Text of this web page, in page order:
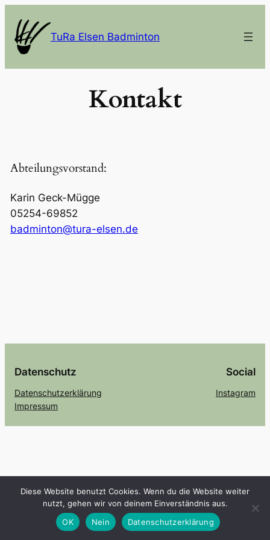
Inhalt
springen
TuRa Elsen Badminton
Kontakt
Abteilungsvorstand:
Karin Geck-Mügge
05254-69852
badminton@tura-elsen.de
Datenschutz
Datenschutzerklärung
Impressum
Social
Instagram
Diese Website benutzt Cookies. Wenn du die Website weiter
nutzt, gehen wir von deinem Einverständnis aus.
OK
Nein Datenschutzerklärung